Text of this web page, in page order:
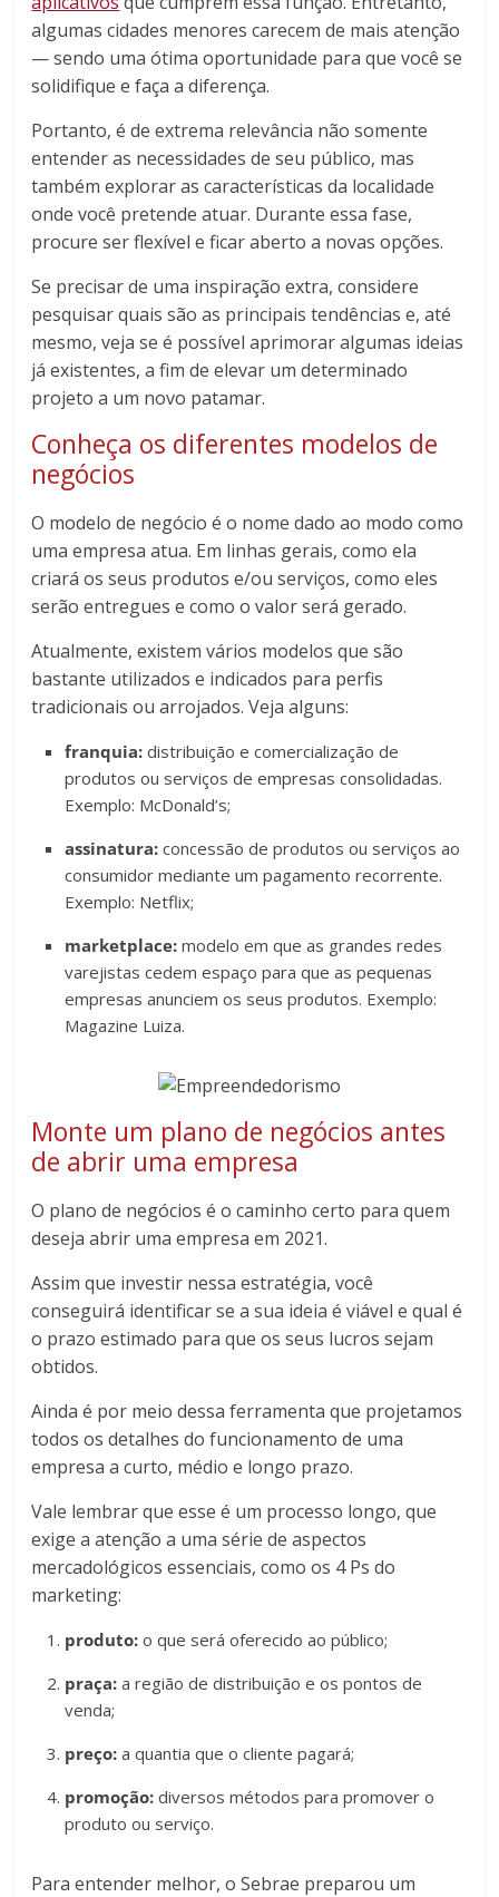
algumas cidades menores carecem de mais atenção
— sendo uma ótima oportunidade para que você se
solidifique e faça a diferença.
Portanto, é de extrema relevância não somente
entender as necessidades de seu público, mas
também explorar as características da localidade
onde você pretende atuar. Durante essa fase,
procure ser flexível e ficar aberto a novas opções.
Se precisar de uma inspiração extra, considere
pesquisar quais são as principais tendências e, até
mesmo, veja se é possível aprimorar algumas ideias
já existentes, a fim de elevar um determinado
projeto a um novo patamar.
Conheça os diferentes modelos de
negócios
O modelo de negócio é o nome dado ao modo como
uma empresa atua. Em linhas gerais, como ela
criará os seus produtos e/ou serviços, como eles
serão entregues e como o valor será gerado.
Atualmente, existem vários modelos que são
bastante utilizados e indicados para perfis
tradicionais ou arrojados. Veja alguns:
franquia: distribuição e comercialização de
produtos ou serviços de empresas consolidadas.
Exemplo: McDonald’s;
assinatura: concessão de produtos ou serviços ao
consumidor mediante um pagamento recorrente.
Exemplo: Netflix;
marketplace: modelo em que as grandes redes
varejistas cedem espaço para que as pequenas
empresas anunciem os seus produtos. Exemplo:
Magazine Luiza.
Monte um plano de negócios antes
de abrir uma empresa
O plano de negócios é o caminho certo para quem
deseja abrir uma empresa em 2021.
Assim que investir nessa estratégia, você
conseguirá identificar se a sua ideia é viável e qual é
o prazo estimado para que os seus lucros sejam
obtidos.
Ainda é por meio dessa ferramenta que projetamos
todos os detalhes do funcionamento de uma
empresa a curto, médio e longo prazo.
Vale lembrar que esse é um processo longo, que
exige a atenção a uma série de aspectos
mercadológicos essenciais, como os 4 Ps do
marketing:
produto: o que será oferecido ao público;
praça: a região de distribuição e os pontos de
venda;
preço: a quantia que o cliente pagará;
promoção: diversos métodos para promover o
produto ou serviço.
Para entender melhor, o Sebrae preparou um